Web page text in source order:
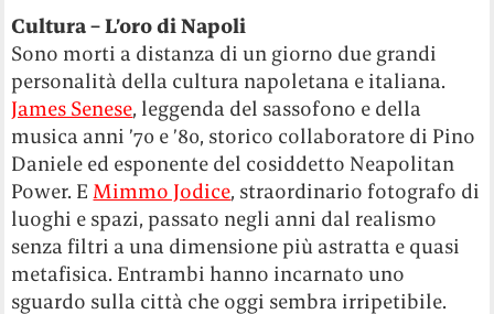
Cultura – L’oro di Napoli
Sono morti a distanza di un giorno due grandi
personalità della cultura napoletana e italiana.
James Senese, leggenda del sassofono e della
musica anni ’70 e ’80, storico collaboratore di Pino
Daniele ed esponente del cosiddetto Neapolitan
Power. EMimmo Jodice, straordinario fotografo di
luoghi e spazi, passato negli anni dal realismo
senza filtri a una dimensione più astratta e quasi
metafisica. Entrambi hanno incarnato uno
sguardo sulla città che oggi sembra irripetibile.